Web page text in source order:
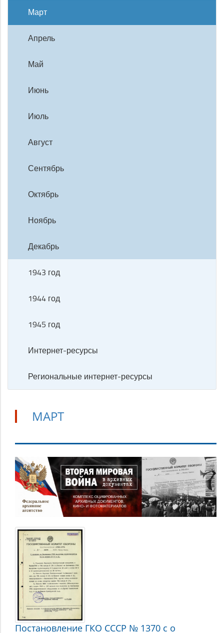
Март
Апрель
Май
Июнь
Июль
Август
Сентябрь
Октябрь
Ноябрь
Декабрь
1943 год
1944 год
1945 год
Интернет-ресурсы
Региональные интернет-ресурсы
МАРТ
Март
Постановление ГКО СССР № 1370 с о